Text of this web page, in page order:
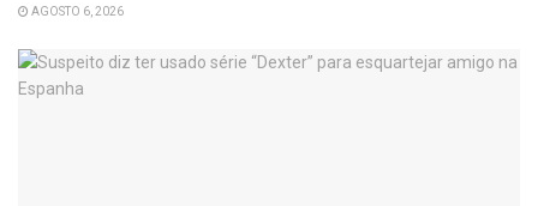
AGOSTO 6, 2026